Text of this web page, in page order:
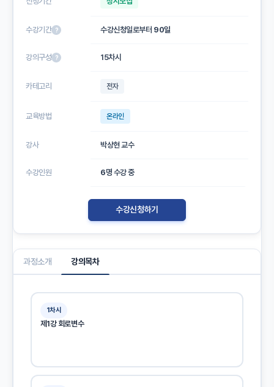
수강기간 ? 수강신청일로부터 90일
강의구성 ? 15차시
카테고리 전자
교육방법 온라인
강사 박상현 교수
수강인원 6명 수강 중
수강신청하기
과정소개 강의목차
1차시
제1강 회로변수